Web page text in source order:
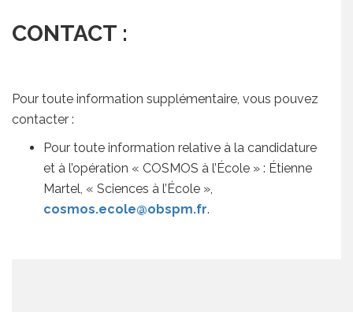
CONTACT :
Pour toute information supplémentaire, vous pouvez
contacter :
Pour toute information relative à la candidature
et à l’opération « COSMOS à l’École » : Étienne
Martel, « Sciences à l’École »,
cosmos.ecole@obspm.fr.